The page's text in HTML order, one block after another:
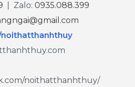
| Zalo: 0935.088.399
noithatthanhthuy/